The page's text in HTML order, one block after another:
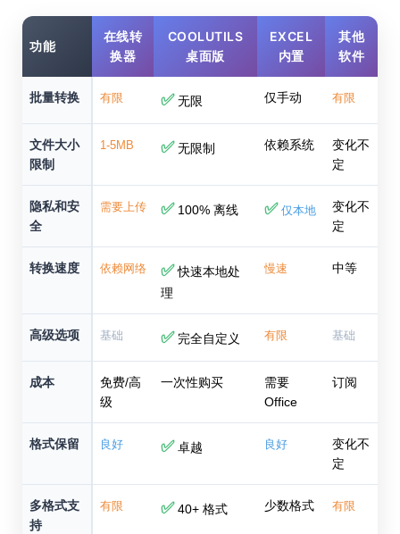
功能
在线转
换器
COOLUTILS
桌面版
EXCEL
内置
其他
软件
批量转换 有限 ✅无限 仅手动 有限
文件大小
限制
1-5MB ✅无限制 依赖系统
变化不
定
隐私和安
全
需要上传 ✅100% 离线 ✅ 仅本地
变化不
定
转换速度 依赖网络 ✅快速本地处
理
慢速 中等
高级选项 基础 ✅完全自定义 有限 基础
成本
免费/高
级
一次性购买
需要
Office
订阅
格式保留 良好 ✅卓越 良好
变化不
定
多格式支
持
有限 ✅40+ 格式 少数格式 有限